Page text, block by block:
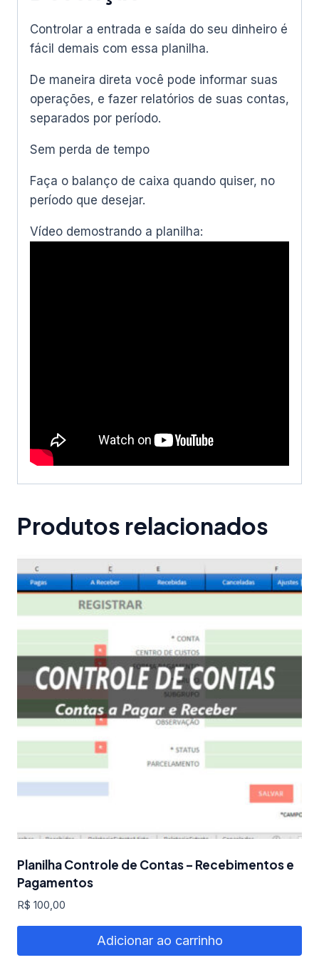
Controlar a entrada e saída do seu dinheiro é
fácil demais com essa planilha.
De maneira direta você pode informar suas
operações, e fazer relatórios de suas contas,
separados por período.
Sem perda de tempo
Faça o balanço de caixa quando quiser, no
período que desejar.
Vídeo demostrando a planilha:
Produtos relacionados
Planilha Controle de Contas – Recebimentos e
Pagamentos
R$ 100,00
Adicionar ao carrinho